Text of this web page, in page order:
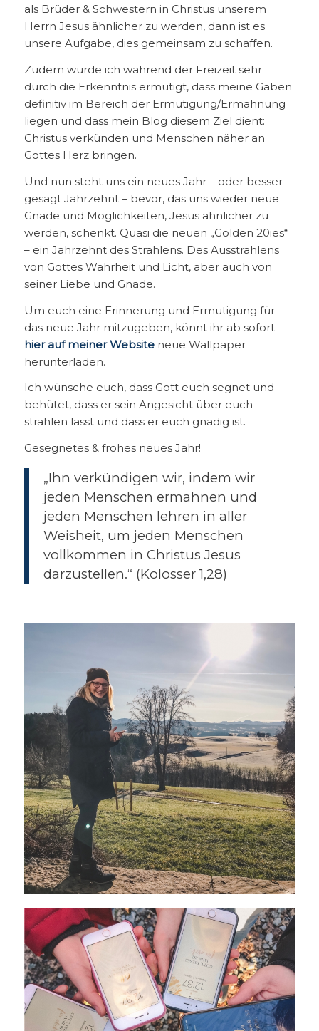
als Brüder & Schwestern in Christus unserem
Herrn Jesus ähnlicher zu werden, dann ist es
unsere Aufgabe, dies gemeinsam zu schaffen.
Zudem wurde ich während der Freizeit sehr
durch die Erkenntnis ermutigt, dass meine Gaben
definitiv im Bereich der Ermutigung/Ermahnung
liegen und dass mein Blog diesem Ziel dient:
Christus verkünden und Menschen näher an
Gottes Herz bringen.
Und nun steht uns ein neues Jahr – oder besser
gesagt Jahrzehnt – bevor, das uns wieder neue
Gnade und Möglichkeiten, Jesus ähnlicher zu
werden, schenkt. Quasi die neuen „Golden 20ies“
– ein Jahrzehnt des Strahlens. Des Ausstrahlens
von Gottes Wahrheit und Licht, aber auch von
seiner Liebe und Gnade.
Um euch eine Erinnerung und Ermutigung für
das neue Jahr mitzugeben, könnt ihr ab sofort
hier auf meiner Websiteneue Wallpaper
herunterladen.
Ich wünsche euch, dass Gott euch segnet und
behütet, dass er sein Angesicht über euch
strahlen lässt und dass er euch gnädig ist.
Gesegnetes & frohes neues Jahr!
„Ihn verkündigen wir, indem wir
jeden Menschen ermahnen und
jeden Menschen lehren in aller
Weisheit, um jeden Menschen
vollkommen in Christus Jesus
darzustellen.“ (Kolosser 1,28)